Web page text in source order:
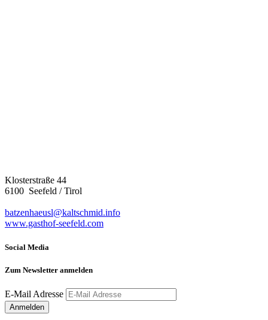
Klosterstraße 44
6100 Seefeld / Tirol
batzenhaeusl@kaltschmid.info
www.gasthof-seefeld.com
Social Media
Zum Newsletter anmelden
E-Mail Adresse